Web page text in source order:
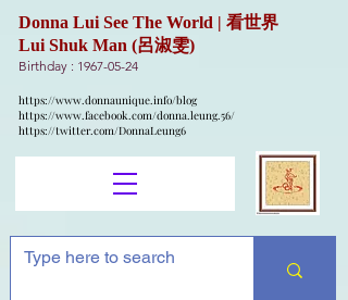
Donna Lui See The World | 看世界
Lui Shuk Man (呂淑雯)
Birthday : 1967-05-24
https://www.donnaunique.info/blog
https://www.facebook.com/donna.leung.56/
https://twitter.com/DonnaLeung6